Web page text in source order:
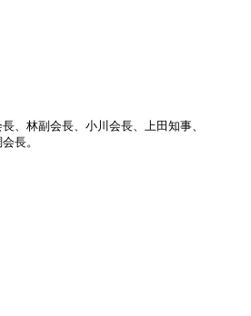
、林副会長、小川会長、上田知事、
長。